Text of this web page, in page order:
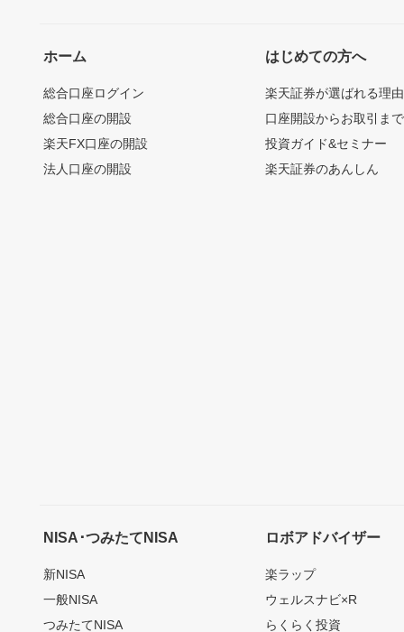
ホーム
総合口座ログイン
総合口座の開設
楽天FX口座の開設
法人口座の開設
はじめての方へ
楽天証券が選ばれる理由
口座開設からお取引ま
投資ガイド&セミナー
楽天証券のあんしん
NISA･つみたてNISA
新NISA
一般NISA
つみたてNISA
ロボアドバイザー
楽ラップ
ウェルスナビ×R
らくらく投資